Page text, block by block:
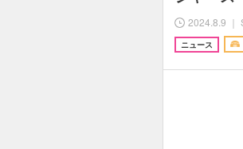
2024.8.9 ｜
ニュース